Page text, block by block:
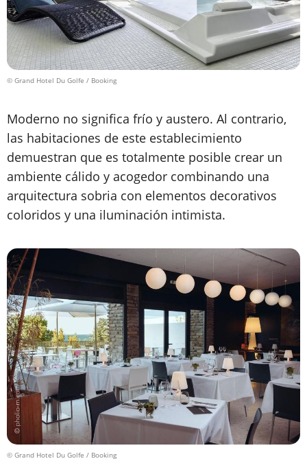
© Grand Hotel Du Golfe / Booking
Moderno no significa frío y austero. Al contrario,
las habitaciones de este establecimiento
demuestran que es totalmente posible crear un
ambiente cálido y acogedor combinando una
arquitectura sobria con elementos decorativos
coloridos y una iluminación intimista.
© Grand Hotel Du Golfe / Booking